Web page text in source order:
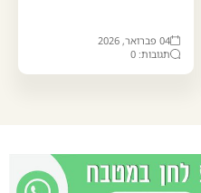
04 פברואר, 2026
תגובות: 0